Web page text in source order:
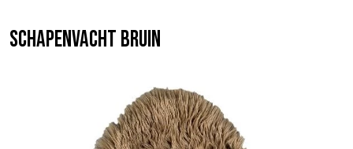
Schapenvacht bruin